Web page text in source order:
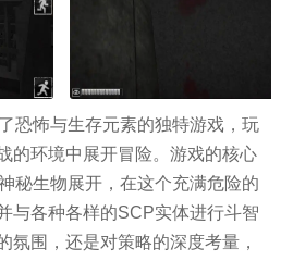
恐怖与生存元素的独特游戏，玩
的环境中展开冒险。游戏的核心
秘生物展开，在这个充满危险的
与各种各样的SCP实体进行斗智
氛围，还是对策略的深度考量，